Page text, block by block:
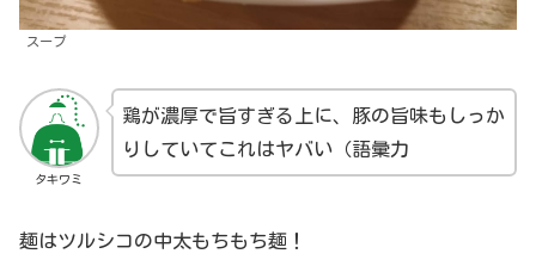
スープ
タキワミ
鶏が濃厚で旨すぎる上に、豚の旨味もしっか
りしていてこれはヤバい（語彙力
麺はツルシコの中太もちもち麺！